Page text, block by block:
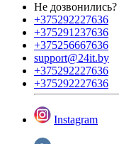
Не дозвонились?
+375292227636
+375291237636
+375256667636
support@24it.by
+375292227636
+375292227636
Instagram